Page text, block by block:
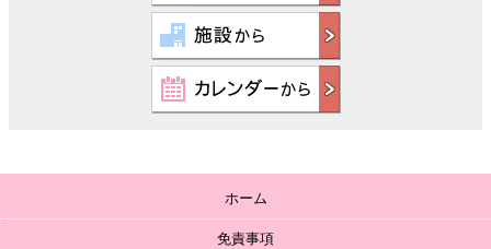
ホーム
免責事項